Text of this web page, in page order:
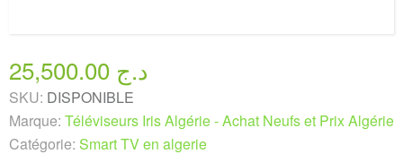
25,500.00 د.ج
SKU: DISPONIBLE
Marque: Téléviseurs Iris Algérie - Achat Neufs et Prix Algérie
Catégorie: Smart TV en algerie